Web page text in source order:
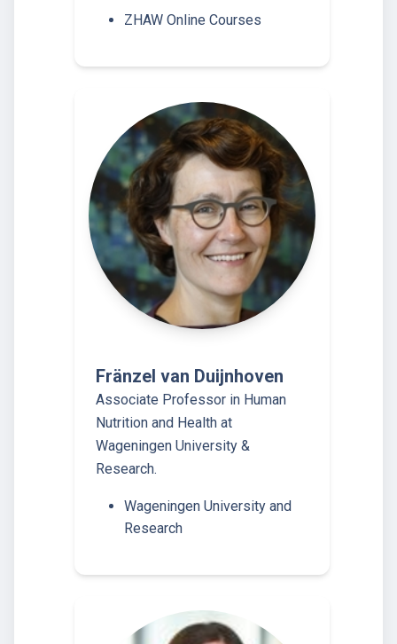
ZHAW Online Courses
Fränzel van Duijnhoven
Associate Professor in Human
Nutrition and Health at
Wageningen University &
Research.
Wageningen University and
Research